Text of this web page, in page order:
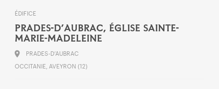
ÉDIFICE
PRADES-D’AUBRAC, ÉGLISE SAINTE-
MARIE-MADELEINE
PRADES-D’AUBRAC
OCCITANIE, AVEYRON (12)